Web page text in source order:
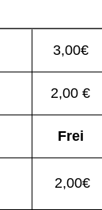
3,00€
2,00 €
Frei
2,00€